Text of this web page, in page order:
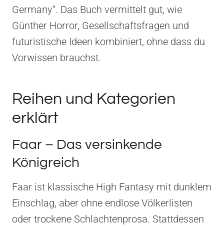
Germany“. Das Buch vermittelt gut, wie
Günther Horror, Gesellschaftsfragen und
futuristische Ideen kombiniert, ohne dass du
Vorwissen brauchst.
Reihen und Kategorien
erklärt
Faar – Das versinkende
Königreich
Faar ist klassische High Fantasy mit dunklem
Einschlag, aber ohne endlose Völkerlisten
oder trockene Schlachtenprosa. Stattdessen